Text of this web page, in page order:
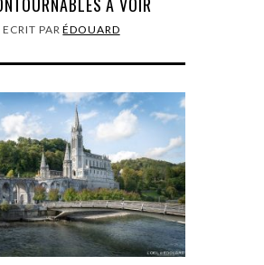
À VOIR
ECRIT PARÉDOUARD